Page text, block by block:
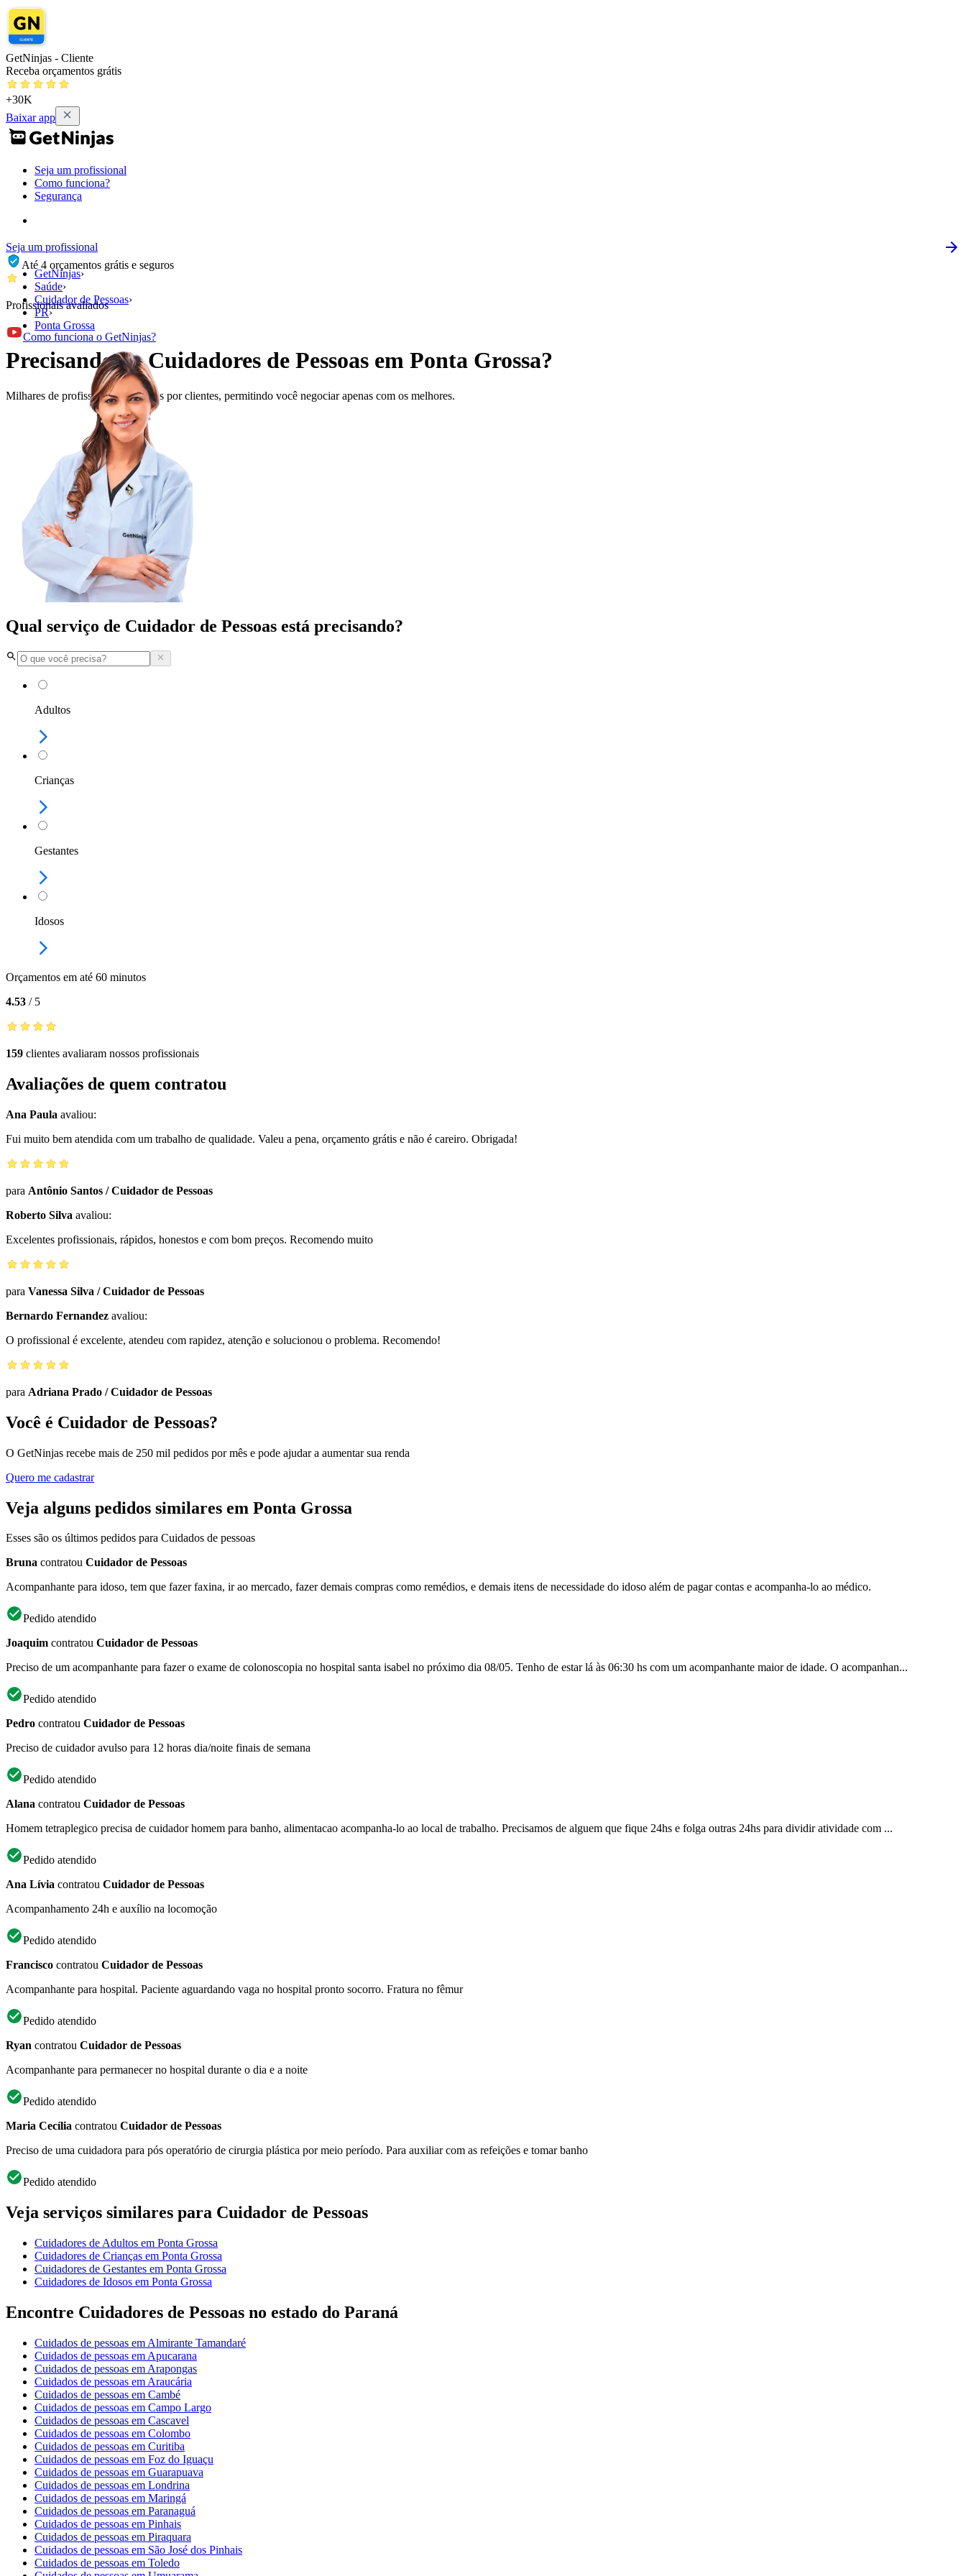
GetNinjas - Cliente
Receba orçamentos grátis
+30K
Baixar app
Seja um profissional
Como funciona?
Segurança
Seja um profissional
GetNinjas›
Saúde›
Cuidador de Pessoas›
PR›
Ponta Grossa
Precisando de Cuidadores de Pessoas em Ponta Grossa?
Milhares de profissionais avaliados por clientes, permitindo você negociar apenas com os melhores.
Até 4 orçamentos grátis e seguros
Profissionais avaliados
Como funciona o GetNinjas?
Qual serviço de Cuidador de Pessoas está precisando?
Adultos
Crianças
Gestantes
Idosos
Orçamentos em até 60 minutos
4.53 / 5
159 clientes avaliaram nossos profissionais
Avaliações de quem contratou
Ana Paula avaliou:
Fui muito bem atendida com um trabalho de qualidade. Valeu a pena, orçamento grátis e não é careiro. Obrigada!
para Antônio Santos /Cuidador de Pessoas
Roberto Silva avaliou:
Excelentes profissionais, rápidos, honestos e com bom preços. Recomendo muito
para Vanessa Silva /Cuidador de Pessoas
Bernardo Fernandez avaliou:
O profissional é excelente, atendeu com rapidez, atenção e solucionou o problema. Recomendo!
para Adriana Prado /Cuidador de Pessoas
Você é Cuidador de Pessoas?
O GetNinjas recebe mais de 250 mil pedidos por mês e pode ajudar a aumentar sua renda
Quero me cadastrar
Veja alguns pedidos similares em Ponta Grossa
Esses são os últimos pedidos para Cuidados de pessoas
Bruna contratou Cuidador de Pessoas
Acompanhante para idoso, tem que fazer faxina, ir ao mercado, fazer demais compras como remédios, e demais itens de necessidade do idoso além de pagar contas e acompanha-lo ao médico.
Pedido atendido
Joaquim contratou Cuidador de Pessoas
Preciso de um acompanhante para fazer o exame de colonoscopia no hospital santa isabel no próximo dia 08/05. Tenho de estar lá às 06:30 hs com um acompanhante maior de idade. O acompanhan...
Pedido atendido
Pedro contratou Cuidador de Pessoas
Preciso de cuidador avulso para 12 horas dia/noite finais de semana
Pedido atendido
Alana contratou Cuidador de Pessoas
Homem tetraplegico precisa de cuidador homem para banho, alimentacao acompanha-lo ao local de trabalho. Precisamos de alguem que fique 24hs e folga outras 24hs para dividir atividade com ...
Pedido atendido
Ana Lívia contratou Cuidador de Pessoas
Acompanhamento 24h e auxílio na locomoção
Pedido atendido
Francisco contratou Cuidador de Pessoas
Acompanhante para hospital. Paciente aguardando vaga no hospital pronto socorro. Fratura no fêmur
Pedido atendido
Ryan contratou Cuidador de Pessoas
Acompanhante para permanecer no hospital durante o dia e a noite
Pedido atendido
Maria Cecília contratou Cuidador de Pessoas
Preciso de uma cuidadora para pós operatório de cirurgia plástica por meio período. Para auxiliar com as refeições e tomar banho
Pedido atendido
Veja serviços similares para Cuidador de Pessoas
Cuidadores de Adultos em Ponta Grossa
Cuidadores de Crianças em Ponta Grossa
Cuidadores de Gestantes em Ponta Grossa
Cuidadores de Idosos em Ponta Grossa
Encontre Cuidadores de Pessoas no estado do Paraná
Cuidados de pessoas em Almirante Tamandaré
Cuidados de pessoas em Apucarana
Cuidados de pessoas em Arapongas
Cuidados de pessoas em Araucária
Cuidados de pessoas em Cambé
Cuidados de pessoas em Campo Largo
Cuidados de pessoas em Cascavel
Cuidados de pessoas em Colombo
Cuidados de pessoas em Curitiba
Cuidados de pessoas em Foz do Iguaçu
Cuidados de pessoas em Guarapuava
Cuidados de pessoas em Londrina
Cuidados de pessoas em Maringá
Cuidados de pessoas em Paranaguá
Cuidados de pessoas em Pinhais
Cuidados de pessoas em Piraquara
Cuidados de pessoas em São José dos Pinhais
Cuidados de pessoas em Toledo